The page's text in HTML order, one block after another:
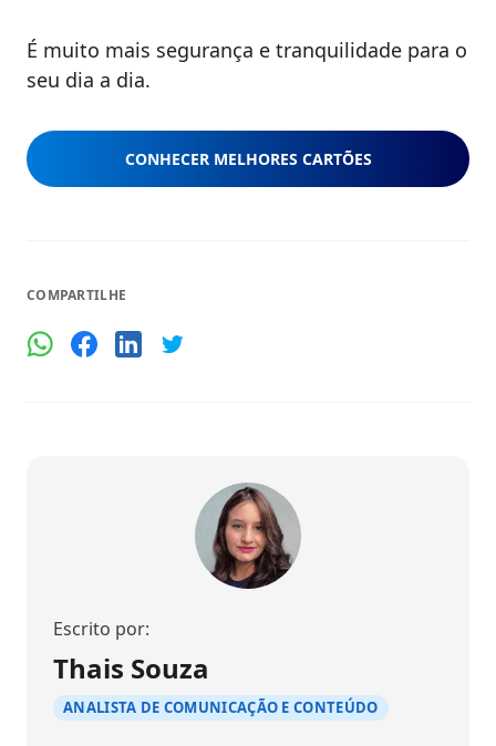
É muito mais segurança e tranquilidade para o
seu dia a dia.
CONHECER MELHORES CARTÕES
COMPARTILHE
Escrito por:
Thais Souza
ANALISTA DE COMUNICAÇÃO E CONTEÚDO